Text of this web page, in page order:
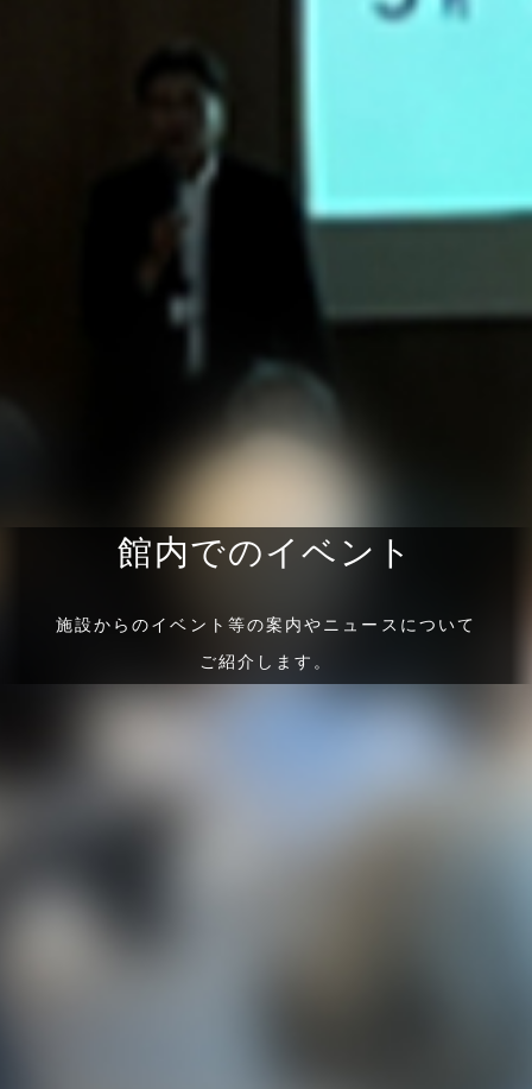
館内でのイベント
施設からのイベント等の案内やニュースについて
ご紹介します。